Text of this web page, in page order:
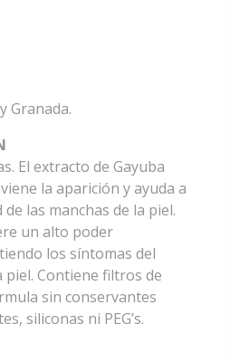
Granada.
El extracto de Gayuba
la aparición y ayuda a
las manchas de la piel.
un alto poder
los síntomas del
piel. Contiene filtros de
sin conservantes
siliconas ni PEG’s.